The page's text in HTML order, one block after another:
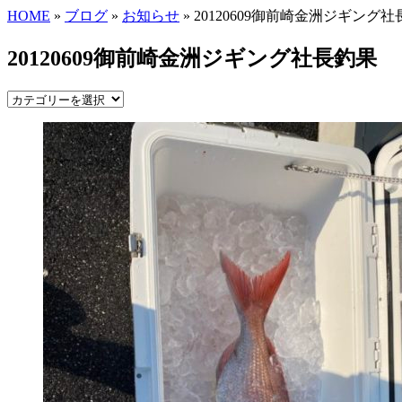
HOME » ブログ » お知らせ » 20120609御前崎金洲ジギング社
20120609御前崎金洲ジギング社長釣果